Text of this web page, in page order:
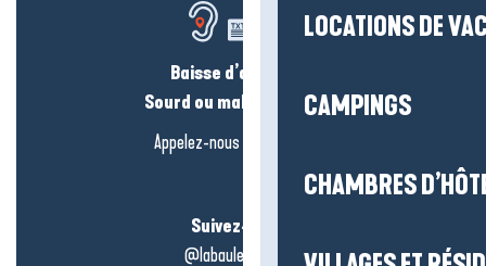
LOCATIONS DE
CAMPINGS
CHAMBRES
Baisse d’audition ?
Sourd ou malentendant ?
Appelez-nous en
Suivez-nous !
@labauleguérande